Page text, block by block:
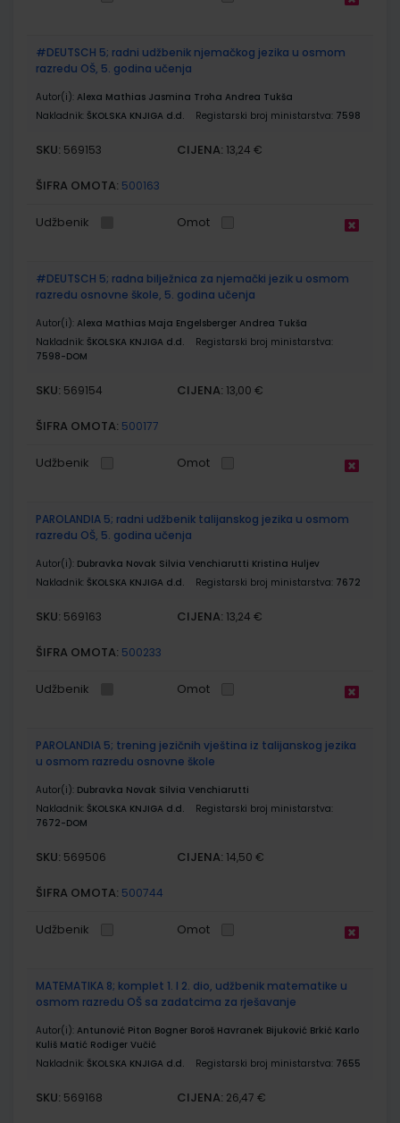
#DEUTSCH 5; radni udžbenik njemačkog jezika u osmom
razredu OŠ, 5. godina učenja
Autor(i): Alexa Mathias Jasmina Troha Andrea Tukša
Nakladnik: ŠKOLSKA KNJIGA d.d. Registarski broj ministarstva: 7598
SKU: 569153 CIJENA: 13,24 €
ŠIFRA OMOTA: 500163
Udžbenik Omot
#DEUTSCH 5; radna bilježnica za njemački jezik u osmom
razredu osnovne škole, 5. godina učenja
Autor(i): Alexa Mathias Maja Engelsberger Andrea Tukša
Nakladnik: ŠKOLSKA KNJIGA d.d.
Registarski broj ministarstva:
7598-DOM
SKU: 569154 CIJENA: 13,00 €
ŠIFRA OMOTA: 500177
Udžbenik Omot
PAROLANDIA 5; radni udžbenik talijanskog jezika u osmom
razredu OŠ, 5. godina učenja
Autor(i): Dubravka Novak Silvia Venchiarutti Kristina Huljev
Nakladnik: ŠKOLSKA KNJIGA d.d. Registarski broj ministarstva: 7672
SKU: 569163 CIJENA: 13,24 €
ŠIFRA OMOTA: 500233
Udžbenik Omot
PAROLANDIA 5; trening jezičnih vještina iz talijanskog jezika
u osmom razredu osnovne škole
Autor(i): Dubravka Novak Silvia Venchiarutti
Nakladnik: ŠKOLSKA KNJIGA d.d.
Registarski broj ministarstva:
7672-DOM
SKU: 569506 CIJENA: 14,50 €
ŠIFRA OMOTA: 500744
Udžbenik Omot
MATEMATIKA 8; komplet 1. I 2. dio, udžbenik matematike u
osmom razredu OŠ sa zadatcima za rješavanje
Autor(i): Antunović Piton Bogner Boroš Havranek Bijuković Brkić Karlo
Kuliš Matić Rodiger Vučić
Nakladnik: ŠKOLSKA KNJIGA d.d. Registarski broj ministarstva: 7655
SKU: 569168 CIJENA: 26,47 €